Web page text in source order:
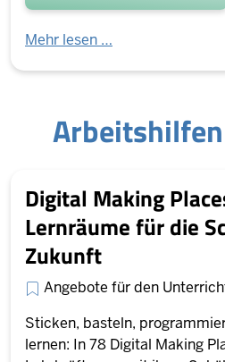
Mehr lesen …
Digital Making
Lernräume für die
Zukunft
Angebote für den
Sticken, basteln,
lernen: In 78 Digital Making